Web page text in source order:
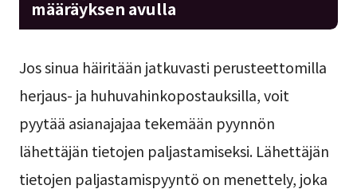
määräyksen avulla
Jos sinua häiritään jatkuvasti perusteettomilla
herjaus- ja huhuvahinkopostauksilla, voit
pyytää asianajajaa tekemään pyynnön
lähettäjän tietojen paljastamiseksi. Lähettäjän
tietojen paljastamispyyntö on menettely, joka